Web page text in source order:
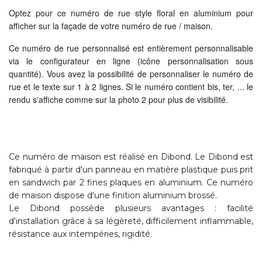
Optez pour ce numéro de rue style floral en aluminium pour
afficher sur la façade de votre numéro de rue / maison.
Ce numéro de rue personnalisé est entièrement personnalisable
via le configurateur en ligne (icône personnalisation sous
quantité). Vous avez la possibilité de personnaliser le numéro de
rue et le texte sur 1 à 2 lignes. Si le numéro contient bis, ter, ... le
rendu s'affiche comme sur la photo 2 pour plus de visibilité.
Ce numéro de maison est réalisé en Dibond. Le Dibond est
fabriqué à partir d'un panneau en matière plastique puis prit
en sandwich par 2 fines plaques en aluminium. Ce numéro
de maison dispose d'une finition aluminium brossé.
Le Dibond possède plusieurs avantages : facilité
d'installation grâce à sa légèreté, difficilement inflammable,
résistance aux intempéries, rigidité.